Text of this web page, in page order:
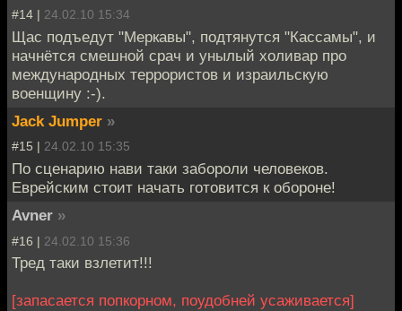
#14 | 24.02.10 15:34
Щас подъедут "Меркавы", подтянутся "Кассамы", и
начнётся смешной срач и унылый холивар про
международных террористов и израильскую
военщину :-).
Jack Jumper »
#15 | 24.02.10 15:35
По сценарию нави таки забороли человеков.
Еврейским стоит начать готовится к обороне!
Avner »
#16 | 24.02.10 15:36
Тред таки взлетит!!!
[запасается попкорном, поудобней усаживается]